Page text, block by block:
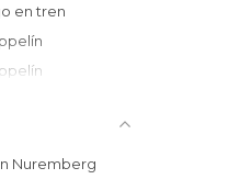
en tren
río Pegnitz
Nuremberg